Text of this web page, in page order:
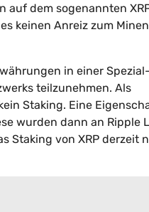
auf dem sogenannten
keinen Anreiz zum
in einer
teilzunehmen. Als
Staking. Eine
wurden dann an Ripple
Staking von XRP derzeit